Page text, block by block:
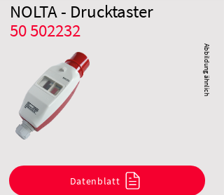
50 502232
NOLTA - Drucktaster
Abbildung ähnlich
Datenblatt